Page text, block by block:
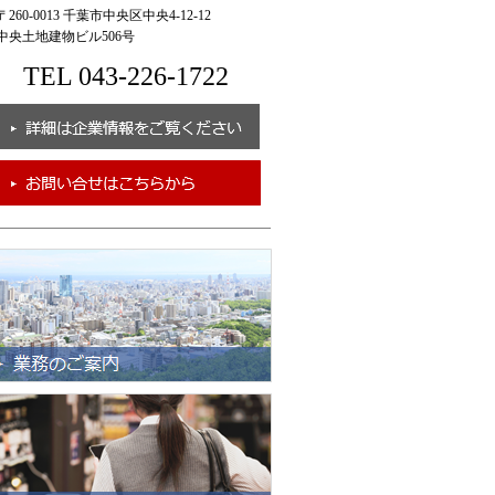
0013 千葉市中央区中央4-12-12
土地建物ビル506号
TEL 043-226-1722